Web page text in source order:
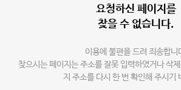
요청하신 페이지를
찾을 수 없습니다.
이용에 불편을 드려 죄송합니
찾으시는 페이지는 주소를 잘못 입력하였거나 삭
지 주소를 다시 한 번 확인해 주시기